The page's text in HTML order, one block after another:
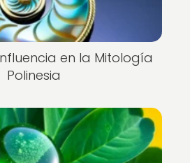
en la Mitología
Polinesia